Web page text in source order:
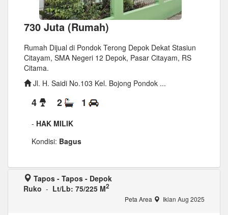
730 Juta (Rumah)
Rumah Dijual di Pondok Terong Depok Dekat Stasiun
Citayam, SMA Negeri 12 Depok, Pasar Citayam, RS
Citama.
Jl. H. Saidi No.103 Kel. Bojong Pondok ...
4 2 1
- HAK MILIK
Kondisi: Bagus
Tapos - Tapos - Depok
Ruko - Lt/Lb: 75/225 M2
Peta Area Iklan Aug 2025